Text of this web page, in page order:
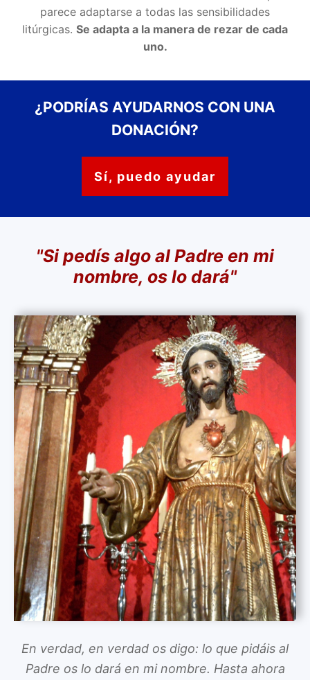
parece adaptarse a todas las sensibilidades
litúrgicas. Se adapta a la manera de rezar de cada
uno.
¿PODRÍAS AYUDARNOS CON UNA
DONACIÓN?
Sí, puedo ayudar
"Si pedís algo al Padre en mi
nombre, os lo dará"
En verdad, en verdad os digo: lo que pidáis al
Padre os lo dará en mi nombre. Hasta ahora